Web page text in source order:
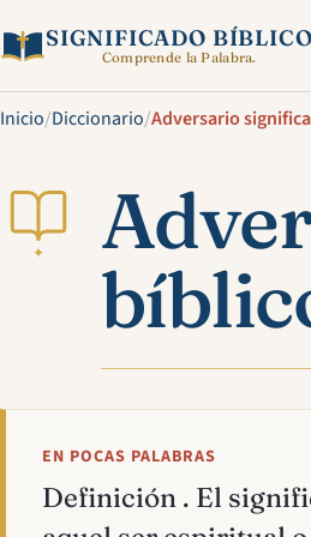
SIGNIFICADO BÍBLICO
Comprende la Palabra.
Inicio/Diccionario/Adversario
✦
EN POCAS PALABRAS
Definición . El